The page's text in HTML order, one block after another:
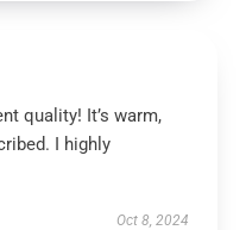
quality! It’s warm,
I highly
Oct 8, 2024